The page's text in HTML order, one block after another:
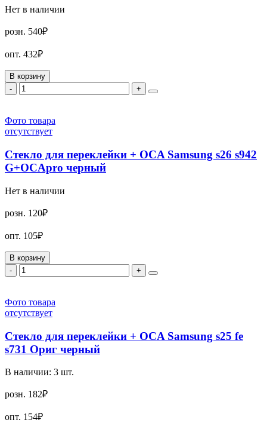
Нет в наличии
розн. 540₽
опт. 432₽
В корзину
-
+
Фото товара
отсутствует
Стекло для переклейки + OCA Samsung s26 s942
G+OCApro черный
Нет в наличии
розн. 120₽
опт. 105₽
В корзину
-
+
Фото товара
отсутствует
Стекло для переклейки + OCA Samsung s25 fe
s731 Ориг черный
В наличии: 3 шт.
розн. 182₽
опт. 154₽